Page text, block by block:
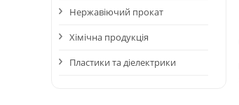
Нержавіючий прокат
Хімічна продукція
Пластики та діелектрики